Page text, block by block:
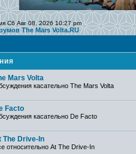
Сб Авг 08, 2026 10:27 pm
The Mars Volta.RU
Mars Volta
касательно The Mars Volta
Facto
касательно De Facto
The Drive-In
относительно At The Drive-In